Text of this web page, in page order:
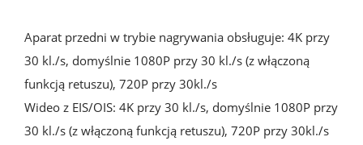
Aparat przedni w trybie nagrywania obsługuje: 4K przy
30 kl./s, domyślnie 1080P przy 30 kl./s (z włączoną
funkcją retuszu), 720P przy 30kl./s
Wideo z EIS/OIS: 4K przy 30 kl./s, domyślnie 1080P przy
30 kl./s (z włączoną funkcją retuszu), 720P przy 30kl./s